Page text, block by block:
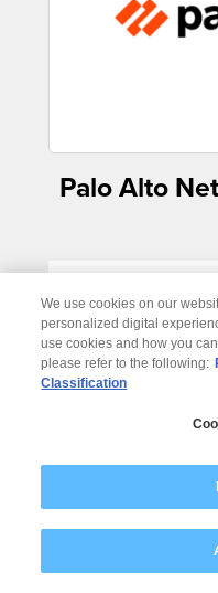
Palo Alto
We use cookies on our
personalized digital
use cookies and how you
please refer to the following:
Classification